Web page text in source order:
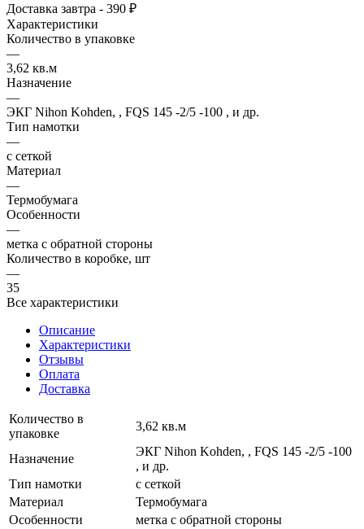
Доставка завтра - 390 ₽
Характеристики
Количество в упаковке
—
3,62 кв.м
Назначение
—
ЭКГ Nihon Kohden, , FQS 145 -2/5 -100 , и др.
Тип намотки
—
с сеткой
Материал
—
Термобумага
Особенности
—
метка с обратной стороны
Количество в коробке, шт
—
35
Все характеристики
Описание
Характеристики
Отзывы
Оплата
Доставка
Количество в
упаковке
3,62 кв.м
Назначение
ЭКГ Nihon Kohden, , FQS 145 -2/5 -100
, и др.
Тип намотки
с сеткой
Материал
Термобумага
Особенности
метка с обратной стороны